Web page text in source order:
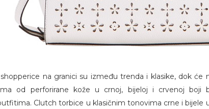
na granici su između trenda i klasike, dok
od perforirane kože u crnoj, bijeloj i crvenoj boji
Clutch torbice u klasičnim tonovima crne i bijele